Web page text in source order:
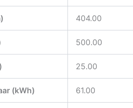
404.00
500.00
25.00
(kWh) 61.00